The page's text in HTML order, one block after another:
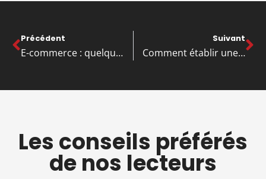
Précédent
E-commerce : quelques pistes pour optimiser vos livraisons
Suivant
Comment établir une échelle pertinente dans un questionnaire en ligne ?
Les conseils préférés
de nos lecteurs